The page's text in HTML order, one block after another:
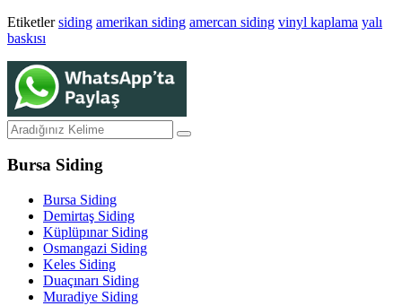
Etiketler siding amerikan siding amercan siding vinyl kaplama yalı
baskısı
Bursa Siding
Bursa Siding
Demirtaş Siding
Küplüpınar Siding
Osmangazi Siding
Keles Siding
Duaçınarı Siding
Muradiye Siding